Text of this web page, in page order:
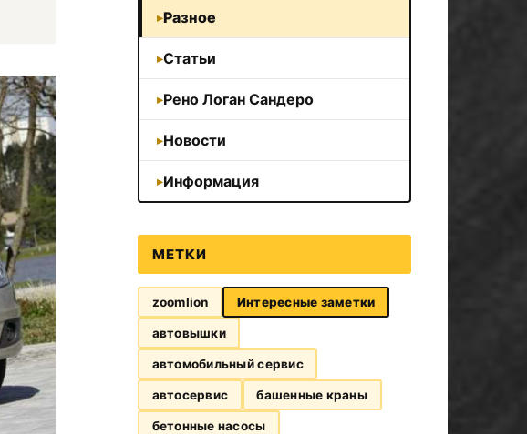
Разное
Статьи
Рено Логан Сандеро
Новости
Информация
МЕТКИ
zoomlion Интересные заметки
автовышки
автомобильный сервис
автосервис башенные краны
бетонные насосы